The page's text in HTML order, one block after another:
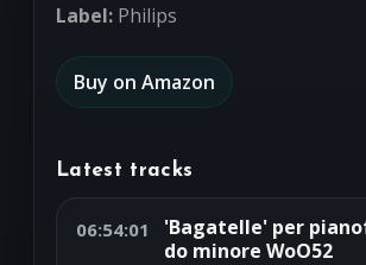
Label: Philips
Buy on Amazon
Latest tracks
06:54:01
'Bagatelle' per
do minore WoO52